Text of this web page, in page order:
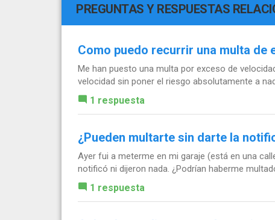
PREGUNTAS Y RESPUESTAS
Como puedo recurrir una multa de
Me han puesto una multa por exceso de
velocidad sin poner el riesgo absolutamente a
1 respuesta
¿Pueden multarte sin darte la
Ayer fui a meterme en mi garaje (está en una
notificó ni dijeron nada. ¿Podrían haberme
1 respuesta